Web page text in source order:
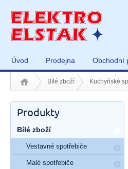
Úvod Prodejna Obchodní
Bílé zboží Kuchyňské
Produkty
Bílé zboží
Vestavné spotřebiče
Malé spotřebiče